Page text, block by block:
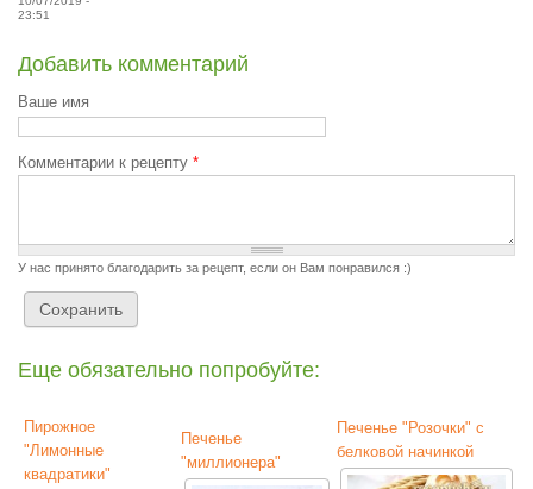
23:51
Добавить комментарий
Ваше имя
Комментарии к рецепту *
У нас принято благодарить за рецепт, если он Вам понравился :)
Еще обязательно попробуйте:
Пирожное
"Лимонные
квадратики"
Печенье
"миллионера"
Печенье "Розочки" с
белковой начинкой